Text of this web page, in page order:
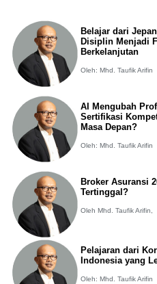
Belajar dari
Disiplin Menjadi
Berkelanjutan
Oleh: Mhd. Taufik Arifin
AI Mengubah
Sertifikasi
Masa Depan?
Oleh: Mhd. Taufik Arifin
Broker Asuransi
Tertinggal?
Oleh Mhd. Taufik Arifin,
Pelajaran dari
Indonesia yang
Oleh: Mhd. Taufik Arifin